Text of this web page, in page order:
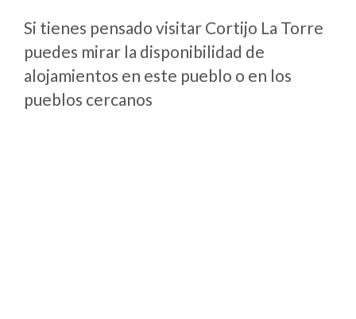
Si tienes pensado visitar Cortijo La Torre
puedes mirar la disponibilidad de
alojamientos en este pueblo o en los
pueblos cercanos